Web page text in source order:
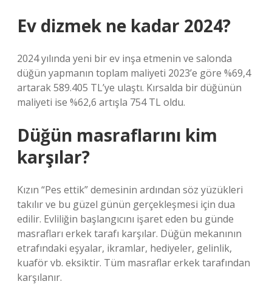
Ev dizmek ne kadar 2024?
2024 yılında yeni bir ev inşa etmenin ve salonda
düğün yapmanın toplam maliyeti 2023’e göre %69,4
artarak 589.405 TL’ye ulaştı. Kırsalda bir düğünün
maliyeti ise %62,6 artışla 754 TL oldu.
Düğün masraflarını kim
karşılar?
Kızın “Pes ettik” demesinin ardından söz yüzükleri
takılır ve bu güzel günün gerçekleşmesi için dua
edilir. Evliliğin başlangıcını işaret eden bu günde
masrafları erkek tarafı karşılar. Düğün mekanının
etrafındaki eşyalar, ikramlar, hediyeler, gelinlik,
kuaför vb. eksiktir. Tüm masraflar erkek tarafından
karşılanır.